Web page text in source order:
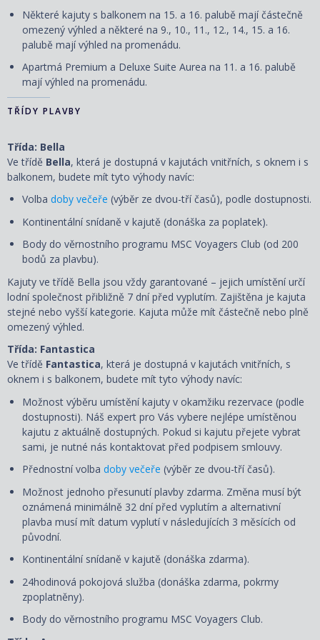
Některé kajuty s balkonem na 15. a 16. palubě mají částečně
omezený výhled a některé na 9., 10., 11., 12., 14., 15. a 16.
palubě mají výhled na promenádu.
Apartmá Premium a Deluxe Suite Aurea na 11. a 16. palubě
mají výhled na promenádu.
TŘÍDY PLAVBY
Třída: Bella
Ve třídě Bella, která je dostupná v kajutách vnitřních, s oknem i s
balkonem, budete mít tyto výhody navíc:
Volba doby večeře (výběr ze dvou-tří časů), podle dostupnosti.
Kontinentální snídaně v kajutě (donáška za poplatek).
Body do věrnostního programu MSC Voyagers Club (od 200
bodů za plavbu).
Kajuty ve třídě Bella jsou vždy garantované – jejich umístění určí
lodní společnost přibližně 7 dní před vyplutím. Zajištěna je kajuta
stejné nebo vyšší kategorie. Kajuta může mít částečně nebo plně
omezený výhled.
Třída: Fantastica
Ve třídě Fantastica, která je dostupná v kajutách vnitřních, s
oknem i s balkonem, budete mít tyto výhody navíc:
Možnost výběru umístění kajuty v okamžiku rezervace (podle
dostupnosti). Náš expert pro Vás vybere nejlépe umístěnou
kajutu z aktuálně dostupných. Pokud si kajutu přejete vybrat
sami, je nutné nás kontaktovat před podpisem smlouvy.
Přednostní volba doby večeře (výběr ze dvou-tří časů).
Možnost jednoho přesunutí plavby zdarma. Změna musí být
oznámená minimálně 32 dní před vyplutím a alternativní
plavba musí mít datum vyplutí v následujících 3 měsících od
původní.
Kontinentální snídaně v kajutě (donáška zdarma).
24hodinová pokojová služba (donáška zdarma, pokrmy
zpoplatněny).
Body do věrnostního programu MSC Voyagers Club.